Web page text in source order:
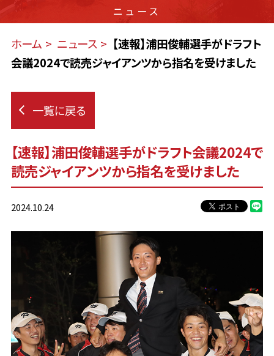
ニュース
ホーム ニュース
【速報】浦田俊輔選手がドラフト
会議2024で読売ジャイアンツから指名を受けました
一覧に戻る
【速報】浦田俊輔選手がドラフト会議2024で
読売ジャイアンツから指名を受けました
2024.10.24